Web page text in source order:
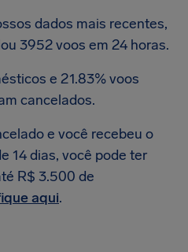
dados mais recentes,
3952 voos em 24 horas.
e 21.83% voos
cancelados.
e você recebeu o
14 dias, você pode ter
R$ 3.500 de
aqui.